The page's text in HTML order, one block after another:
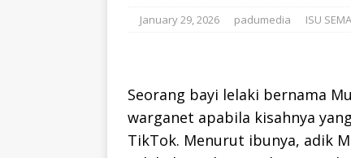
January 29, 2026 padumedia ISU
Seorang bayi lelaki bernama
warganet apabila kisahnya
TikTok. Menurut ibunya, adik